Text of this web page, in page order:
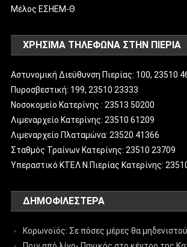
Μέλος ΕΣΗΕΜ-Θ
ΧΡΗΣΙΜΑ ΤΗΛΕΦΩΝΑ ΣΤΗΝ ΠΙΕΡΙΑ
Αστυνομική Διεύθυνση Πιερίας: 100, 23510
Πυροσβεστική: 199, 23510 23333
Νοσοκομείο Κατερίνης : 23513 50200
Λιμεναρχείο Κατερίνης: 23510 61209
Λιμεναρχείο Πλαταμώνα: 23520 41366
Σταθμός Τραίνων Κατερίνης: 23510 23709
Υπεραστικό ΚΤΕΛ Ν.Πιερίας Κατερίνης:
ΔΗΜΟΦΙΛΈΣΤΕΡΑ
Κορωνοϊός: Σε πόσες μέρες θα